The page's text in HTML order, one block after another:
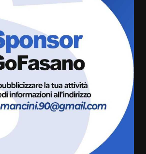
Fasanese ferito a colpi di arma
da fuoco
6 Agosto 2026 18:13
Carta d’identità: continua il piano
di aperture straordinarie del
Comune di Fasano